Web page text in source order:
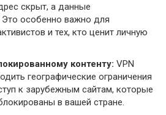
скрыт, а данные
особенно важно для
и тех, кто ценит личную
контенту: VPN
географические ограничения
к зарубежным сайтам, которые
в вашей стране.